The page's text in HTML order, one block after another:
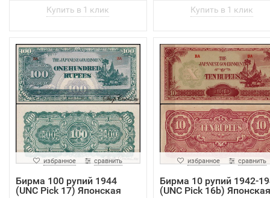
избранное сравнить
Бирма 100 рупий 1944
(UNC Pick 17) Японская
избранное сравнить
Бирма 10 рупий 1942-
(UNC Pick 16b) Японская